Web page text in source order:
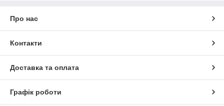
Про нас
Контакти
Доставка та оплата
Графік роботи